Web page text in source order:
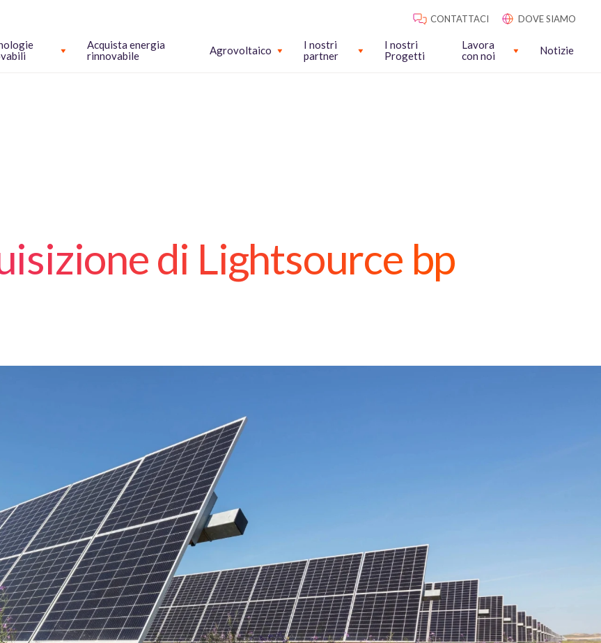
CONTATTACI DOVE SIAMO
Acquista energia
rinnovabile
Agrovoltaico
I nostri
partner
I nostri
Progetti
Lavora
con noi
Notizie
di Lightsource bp